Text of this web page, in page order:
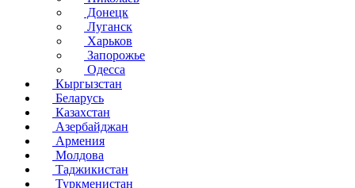
Донецк
Луганск
Харьков
Запорожье
Одесса
Кыргызстан
Беларусь
Казахстан
Азербайджан
Армения
Молдова
Таджикистан
Туркменистан